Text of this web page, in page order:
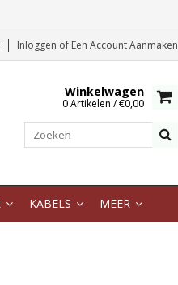
Inloggen of Een Account Aanmaken
Winkelwagen
0 Artikelen / €0,00
KABELS MEER